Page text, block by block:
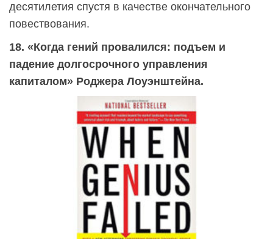
десятилетия спустя в качестве окончательного
повествования.
18. «Когда гений провалился: подъем и
падение долгосрочного управления
капиталом» Роджера Лоуэнштейна.